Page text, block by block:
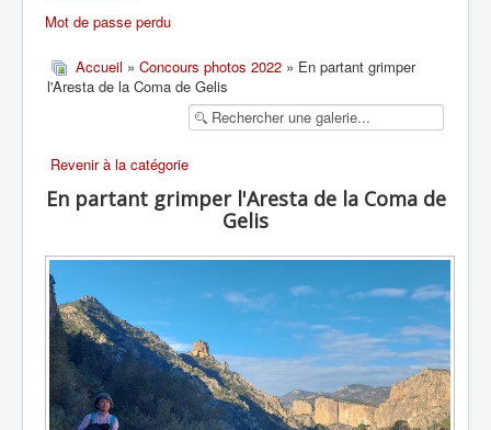
RANDONNÉE SPORTIVE
Mot de passe perdu
Accueil » Concours photos 2022 » En partant grimper
l'Aresta de la Coma de Gelis
Revenir à la catégorie
En partant grimper l'Aresta de la Coma de
Gelis